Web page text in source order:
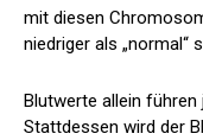
mit diesen
niedriger als „normal“
Blutwerte allein führen
Stattdessen wird der